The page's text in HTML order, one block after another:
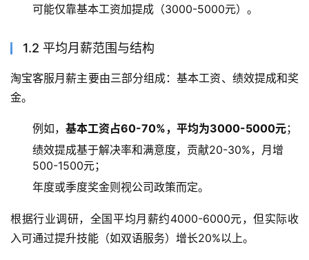
可能仅靠基本工资加提成（3000-5000元）。
1.2 平均月薪范围与结构
淘宝客服月薪主要由三部分组成：基本工资、绩效提成和奖
金。
例如， 基本工资占60-70%，平均为3000-5000元；
绩效提成基于解决率和满意度，贡献20-30%，月增
500-1500元；
年度或季度奖金则视公司政策而定。
根据行业调研，全国平均月薪约4000-6000元，但实际收
入可通过提升技能（如双语服务）增长20%以上。